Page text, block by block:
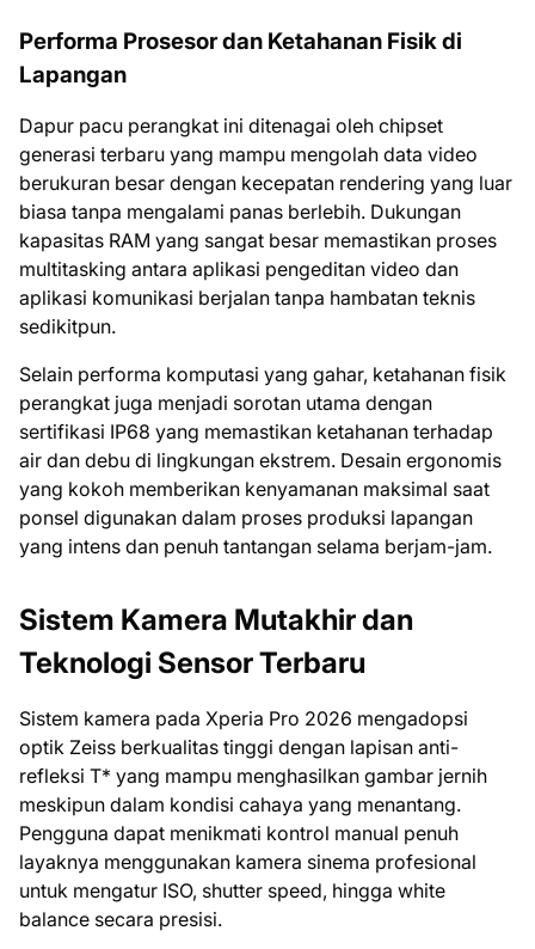
Performa Prosesor dan Ketahanan Fisik di
Lapangan
Dapur pacu perangkat ini ditenagai oleh chipset
generasi terbaru yang mampu mengolah data video
berukuran besar dengan kecepatan rendering yang luar
biasa tanpa mengalami panas berlebih. Dukungan
kapasitas RAM yang sangat besar memastikan proses
multitasking antara aplikasi pengeditan video dan
aplikasi komunikasi berjalan tanpa hambatan teknis
sedikitpun.
Selain performa komputasi yang gahar, ketahanan fisik
perangkat juga menjadi sorotan utama dengan
sertifikasi IP68 yang memastikan ketahanan terhadap
air dan debu di lingkungan ekstrem. Desain ergonomis
yang kokoh memberikan kenyamanan maksimal saat
ponsel digunakan dalam proses produksi lapangan
yang intens dan penuh tantangan selama berjam-jam.
Sistem Kamera Mutakhir dan
Teknologi Sensor Terbaru
Sistem kamera pada Xperia Pro 2026 mengadopsi
optik Zeiss berkualitas tinggi dengan lapisan anti-
refleksi T* yang mampu menghasilkan gambar jernih
meskipun dalam kondisi cahaya yang menantang.
Pengguna dapat menikmati kontrol manual penuh
layaknya menggunakan kamera sinema profesional
untuk mengatur ISO, shutter speed, hingga white
balance secara presisi.